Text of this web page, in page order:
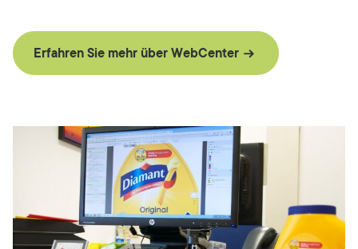
Erfahren Sie mehr über WebCenter